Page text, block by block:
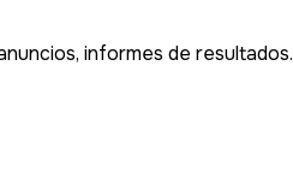
informes de resultados.